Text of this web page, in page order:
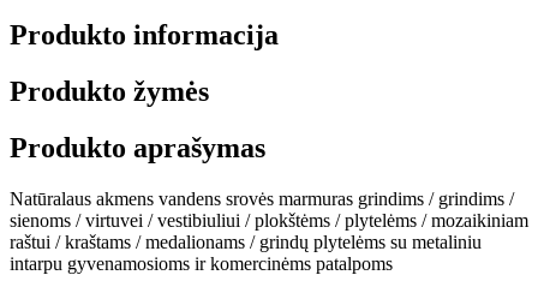
Produkto informacija
Produkto žymės
Produkto aprašymas
Natūralaus akmens vandens srovės marmuras grindims / grindims /
sienoms / virtuvei / vestibiuliui / plokštėms / plytelėms / mozaikiniam
raštui / kraštams / medalionams / grindų plytelėms su metaliniu
intarpu gyvenamosioms ir komercinėms patalpoms